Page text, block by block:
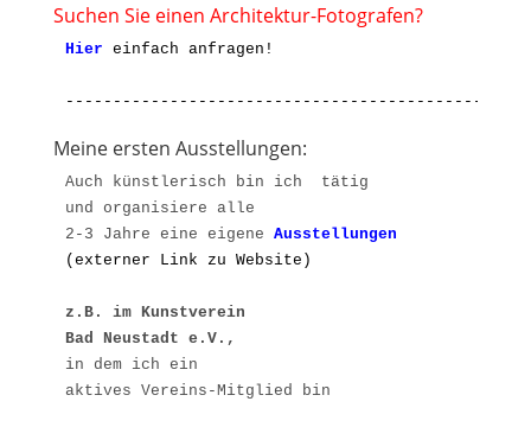
Suchen Sie einen Architektur-Fotografen?
Hier einfach anfragen!
Meine ersten Ausstellungen:
Auch künstlerisch bin ich  tätig
und organisiere alle
2-3 Jahre eine eigene A
(externer Link zu Website)
z.B. im Kunstverein
Bad Neustadt e.V.,
in dem ich ein
aktives Vereins-Mitglied bin